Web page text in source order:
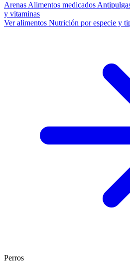
Arenas Alimentos medicados
y vitaminas
Ver alimentos Nutrición por especie y
Perros